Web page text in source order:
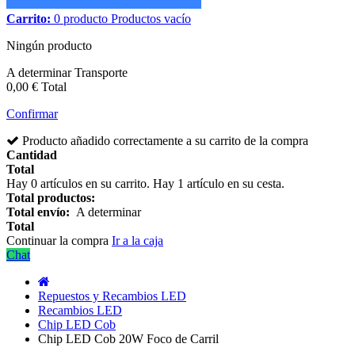
Carrito: 0 producto Productos vacío
Ningún producto
A determinarTransporte
0,00 € Total
Confirmar
Producto añadido correctamente a su carrito de la compra
Cantidad
Total
Hay 0 artículos en su carrito. Hay 1 artículo en su cesta.
Total productos:
Total envío: A determinar
Total
Continuar la compra Ir a la caja
Chat
Repuestos y Recambios LED
Recambios LED
Chip LED Cob
Chip LED Cob 20W Foco de Carril